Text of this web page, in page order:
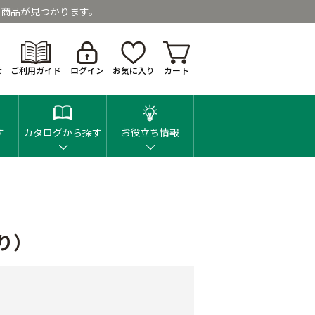
品が見つかります。
ご利用ガイド ログイン お気に入り カート
カタログから探す お役立ち情報